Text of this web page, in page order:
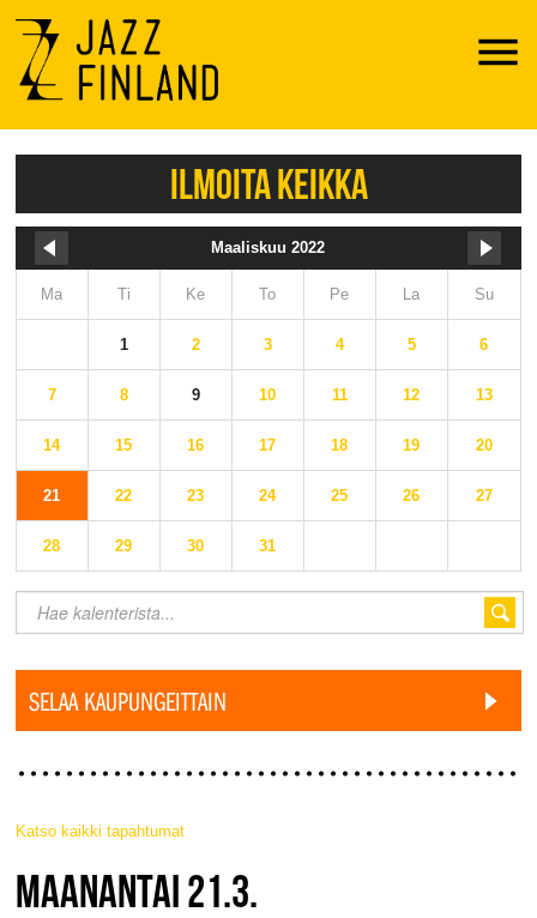
Menu
ILMOITA KEIKKA
Maaliskuu 2022
Ma Ti Ke To Pe La Su
1 2 3 4 5 6
7 8 9 10 11 12 13
14 15 16 17 18 19 20
21 22 23 24 25 26 27
28 29 30 31
SELAA KAUPUNGEITTAIN
Katso kaikki tapahtumat
JAZZ FINLAND LIVE
MAANANTAI 21.3.